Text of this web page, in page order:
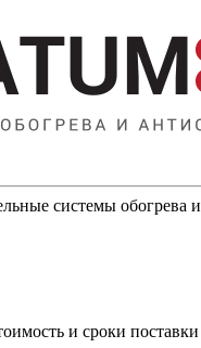
системы обогрева
и сроки